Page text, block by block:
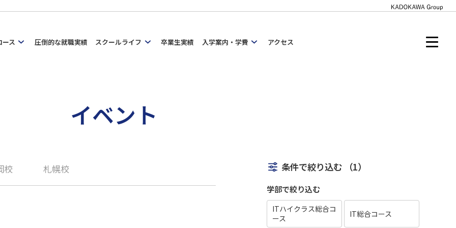
ース 圧倒的な就職実績 スクールライフ 卒業生実績 入学案内・学費 アクセス
イベント
校 札幌校 条件で絞り込む （1）
学部で絞り込む
ITハイクラス総合コ
ース
IT総合コース